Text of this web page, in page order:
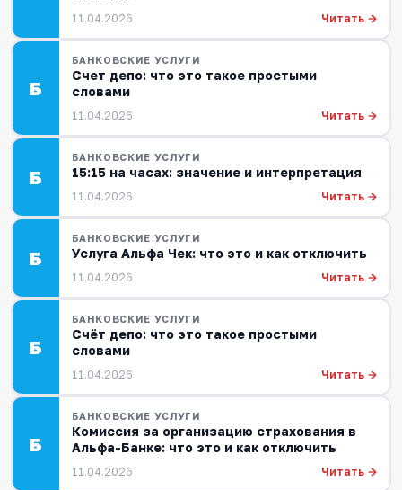
11.04.2026 Читать →
Б
БАНКОВСКИЕ УСЛУГИ
Счет депо: что это такое простыми
словами
11.04.2026 Читать →
Б
БАНКОВСКИЕ УСЛУГИ
15:15 на часах: значение и интерпретация
11.04.2026 Читать →
Б
БАНКОВСКИЕ УСЛУГИ
Услуга Альфа Чек: что это и как отключить
11.04.2026 Читать →
Б
БАНКОВСКИЕ УСЛУГИ
Счёт депо: что это такое простыми
словами
11.04.2026 Читать →
Б
БАНКОВСКИЕ УСЛУГИ
Комиссия за организацию страхования в
Альфа-Банке: что это и как отключить
11.04.2026 Читать →